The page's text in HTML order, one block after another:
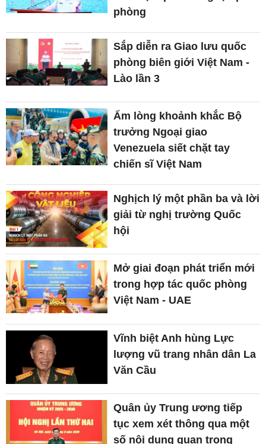
phòng
Sắp diễn ra Giao lưu quốc
phòng biên giới Việt Nam -
Lào lần 3
Ấm lòng khoảnh khắc Bộ
trưởng Ngoại giao
Venezuela siết chặt tay
chiến sĩ Việt Nam
Nghịch lý một phần ba và lời
giải từ nghị trường Quốc
hội
Mở giai đoạn phát triển mới
trong hợp tác quốc phòng
Việt Nam - UAE
Vĩnh biệt Anh hùng Lực
lượng vũ trang nhân dân La
Văn Cầu
Quân ủy Trung ương tiếp
tục xem xét thông qua một
số nội dung quan trọng